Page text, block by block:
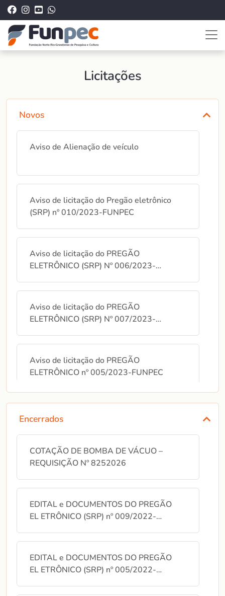
Licitações
Novos
Aviso de Alienação de veículo
Aviso de licitação do Pregão eletrônico
(SRP) nº 010/2023‐FUNPEC
Aviso de licitação do PREGÃO
ELETRÔNICO (SRP) Nº 006/2023-
Aviso de licitação do PREGÃO
ELETRÔNICO (SRP) Nº 007/2023-
Aviso de licitação do PREGÃO
ELETRÔNICO nº 005/2023-FUNPEC
AVISO DE PREGÃO ELETRÔNICO
04/2023 ‐ FUNPEC - AQUISIÇÃO DE
AR CONDICIONADO.
AVISO DE PREGÃO ELETRÔNICO
PARA REGISTRO DE PREÇO
003/2023 - EQUIPAMENTOS DE
LABORATÓRIO.
EDITAL DO PREGÃO ELETRÔNICO
PARA REGISTRO DE PREÇO
001/2023 - LOCAÇÃO DE AR
CONDICIONADO
Encerrados
COTAÇÃO DE BOMBA DE VÁCUO –
REQUISIÇÃO Nº 8252026
EDITAL e DOCUMENTOS DO PREGÃO
EL ETRÔNICO (SRP) nº 009/2022-
EDITAL e DOCUMENTOS DO PREGÃO
EL ETRÔNICO (SRP) nº 005/2022-